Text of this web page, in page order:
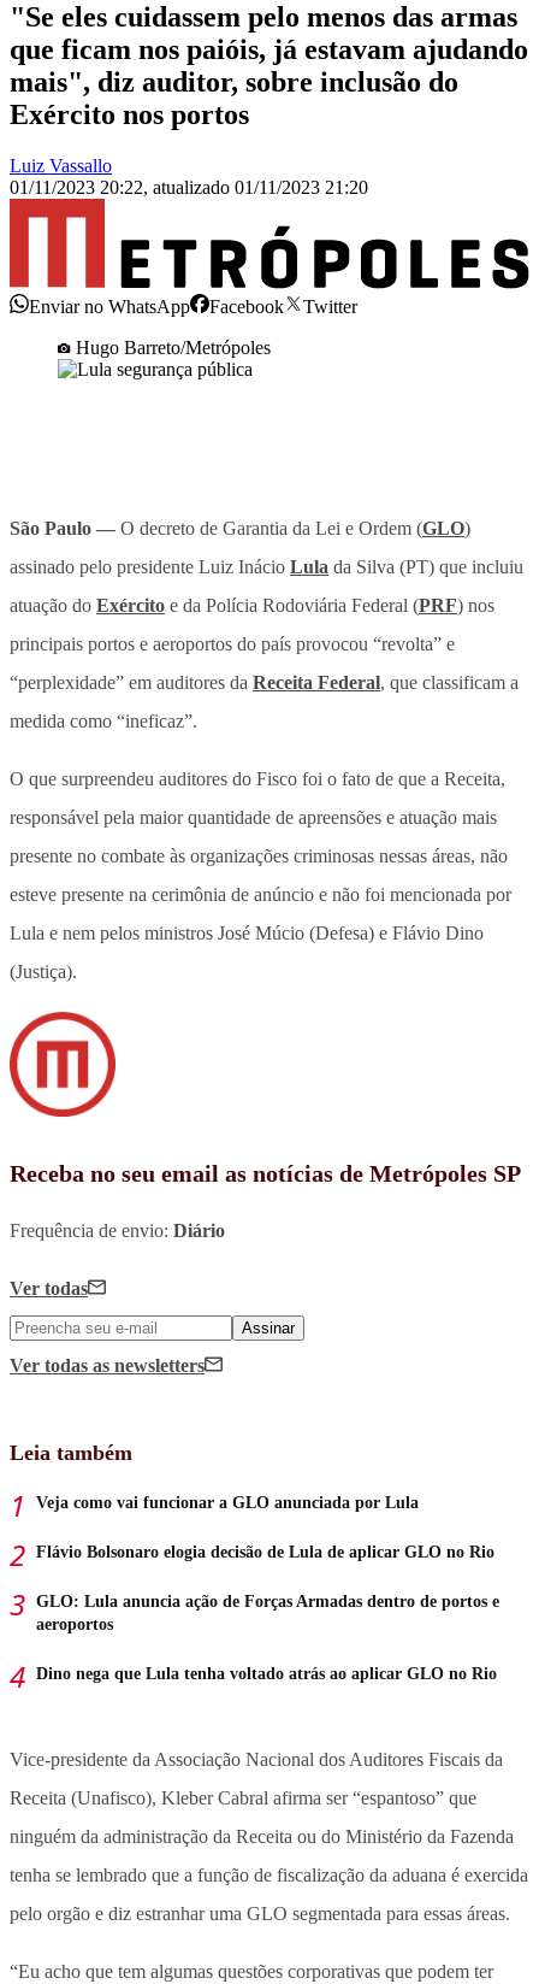
"Se eles cuidassem pelo menos das armas
que ficam nos paióis, já estavam ajudando
mais", diz auditor, sobre inclusão do
Exército nos portos
Luiz Vassallo
01/11/2023 20:22, atualizado 01/11/2023 21:20
Enviar no WhatsApp Facebook
Twitter
Hugo Barreto/Metrópoles
São Paulo — O decreto de Garantia da Lei e Ordem (GLO)
assinado pelo presidente Luiz Inácio Lula da Silva (PT) que incluiu
atuação do Exército e da Polícia Rodoviária Federal (PRF) nos
principais portos e aeroportos do país provocou “revolta” e
“perplexidade” em auditores da Receita Federal, que classificam a
medida como “ineficaz”.
O que surpreendeu auditores do Fisco foi o fato de que a Receita,
responsável pela maior quantidade de apreensões e atuação mais
presente no combate às organizações criminosas nessas áreas, não
esteve presente na cerimônia de anúncio e não foi mencionada por
Lula e nem pelos ministros José Múcio (Defesa) e Flávio Dino
(Justiça).
Receba no seu email as notícias de Metrópoles SP
Frequência de envio: Diário
Ver todas
Assinar
Ver todas as newsletters
Leia também
Veja como vai funcionar a GLO anunciada por Lula
Flávio Bolsonaro elogia decisão de Lula de aplicar GLO no Rio
GLO: Lula anuncia ação de Forças Armadas dentro de portos e
aeroportos
Dino nega que Lula tenha voltado atrás ao aplicar GLO no Rio
Vice-presidente da Associação Nacional dos Auditores Fiscais da
Receita (Unafisco), Kleber Cabral afirma ser “espantoso” que
ninguém da administração da Receita ou do Ministério da Fazenda
tenha se lembrado que a função de fiscalização da aduana é exercida
pelo orgão e diz estranhar uma GLO segmentada para essas áreas.
“Eu acho que tem algumas questões corporativas que podem ter